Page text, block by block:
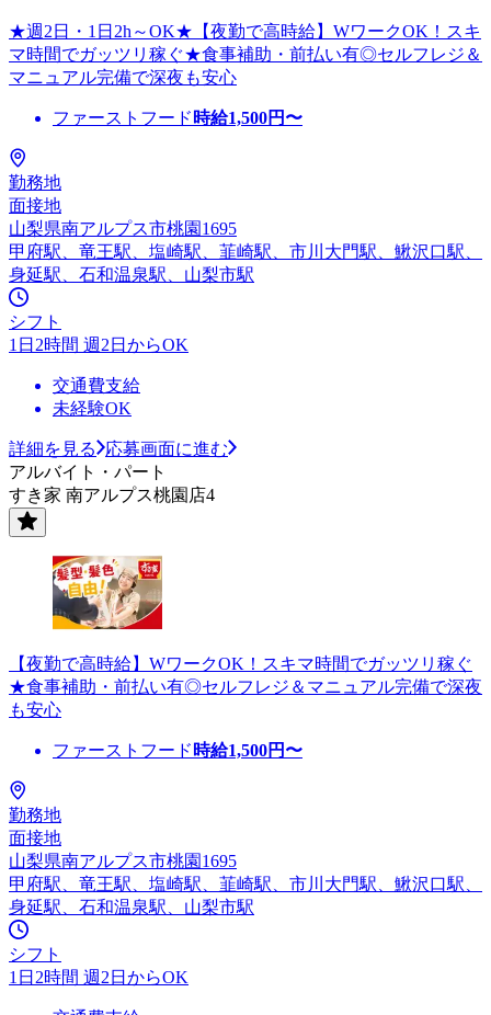
★週2日・1日2h～OK★【夜勤で高時給】WワークOK！スキ
マ時間でガッツリ稼ぐ★食事補助・前払い有◎セルフレジ＆
マニュアル完備で深夜も安心
ファーストフード 時給1,500円〜
勤務地
面接地
山梨県南アルプス市桃園1695
甲府駅、竜王駅、塩崎駅、韮崎駅、市川大門駅、鰍沢口駅、
身延駅、石和温泉駅、山梨市駅
シフト
1日2時間 週2日からOK
交通費支給
未経験OK
詳細を見る
応募画面に進む
アルバイト・パート
すき家 南アルプス桃園店4
【夜勤で高時給】WワークOK！スキマ時間でガッツリ稼ぐ
★食事補助・前払い有◎セルフレジ＆マニュアル完備で深夜
も安心
ファーストフード 時給1,500円〜
勤務地
面接地
山梨県南アルプス市桃園1695
甲府駅、竜王駅、塩崎駅、韮崎駅、市川大門駅、鰍沢口駅、
身延駅、石和温泉駅、山梨市駅
シフト
1日2時間 週2日からOK